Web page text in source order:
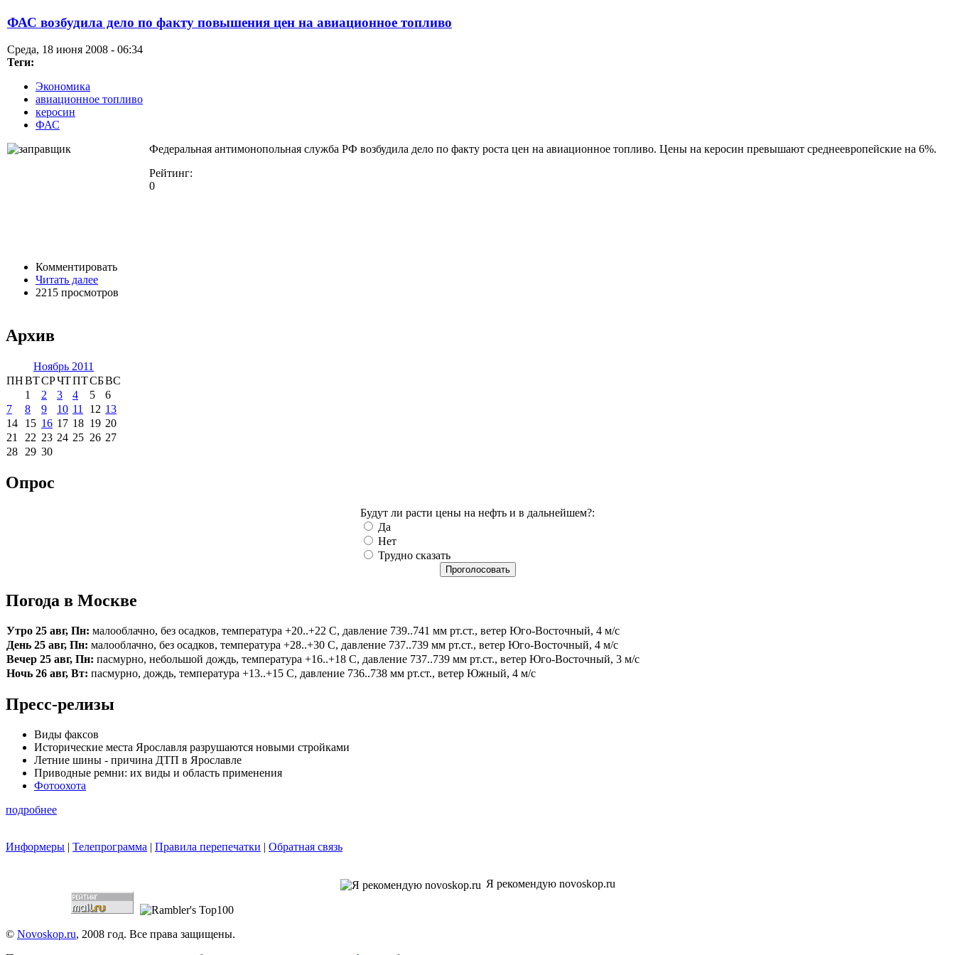
ФАС возбудила дело по факту повышения цен на авиационное топливо
Среда, 18 июня 2008 - 06:34
Теги:
Экономика
авиационное топливо
керосин
ФАС
Федеральная антимонопольная служба РФ возбудила дело по факту роста цен на авиационное топливо. Цены на керосин превышают среднеевропейские на 6%.
Рейтинг:
0
Комментировать
Читать далее
2215 просмотров
Архив
Ноябрь 2011
ПНВТСРЧТПТСБВС
1
2 3 4 5
6
7
8 9 10 11 12 13
14
15 16 17 18 19 20
21
22 23 24 25 26 27
28
29 30
Опрос
Будут ли расти цены на нефть и в дальнейшем?:
Да
Нет
Трудно сказать
Погода в Москве
Утро 25 авг, Пн: малооблачно, без осадков, температура +20..+22 С, давление 739..741 мм рт.ст., ветер Юго-Восточный, 4 м/с
День 25 авг, Пн: малооблачно, без осадков, температура +28..+30 С, давление 737..739 мм рт.ст., ветер Юго-Восточный, 4 м/с
Вечер 25 авг, Пн: пасмурно, небольшой дождь, температура +16..+18 С, давление 737..739 мм рт.ст., ветер Юго-Восточный, 3 м/с
Ночь 26 авг, Вт: пасмурно, дождь, температура +13..+15 С, давление 736..738 мм рт.ст., ветер Южный, 4 м/с
Пресс-релизы
Виды факсов
Исторические места Ярославля разрушаются новыми стройками
Летние шины - причина ДТП в Ярославле
Приводные ремни: их виды и область применения
Фотоохота
подробнее
Информеры | Телепрограмма | Правила перепечатки | Обратная связь
Я рекомендую novoskop.ru
© Novoskop.ru, 2008 год. Все права защищены.